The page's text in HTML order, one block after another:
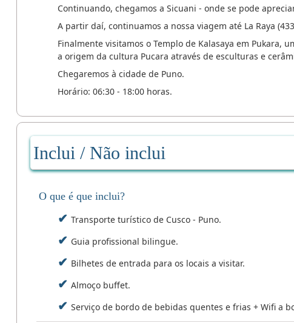
Continuando, chegamos a Sicuani - onde se pode
A partir daí, continuamos a nossa viagem até La Raya
Finalmente visitamos o Templo de Kalasaya em
a origem da cultura Pucara através de esculturas e
Chegaremos à cidade de Puno.
Horário: 06:30 - 18:00 horas.
Inclui / Não inclui
O que é que inclui?
Transporte turístico de Cusco - Puno.
Guia profissional bilingue.
Bilhetes de entrada para os locais a visitar.
Almoço buffet.
Serviço de bordo de bebidas quentes e frias + Wifi a